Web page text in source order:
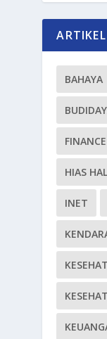
BAHAYA
FINANCE
HIAS
INET